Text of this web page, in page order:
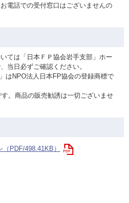
電話での受付窓口はございませんの
ては「日本ＦＰ協会岩手支部」ホー
当日必ずご確認ください。
はNPO法人日本FP協会の登録商標で
。商品の販売勧誘は一切ございませ
（PDF/498.41KB）